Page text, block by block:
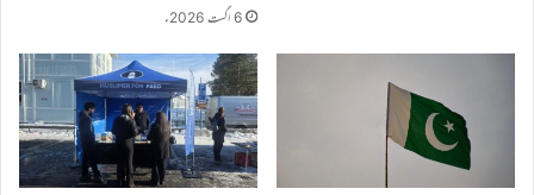
6 اگست 2026ء